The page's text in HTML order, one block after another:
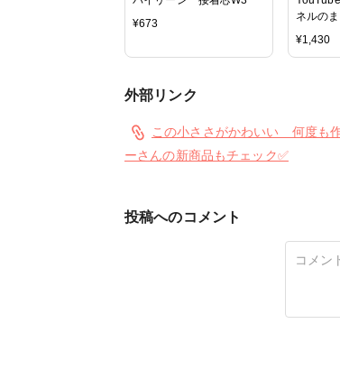
¥673
ネルの
ドメイド
ーイン
¥1,430
外部リンク
この小ささがかわいい 何度も
ーさんの新商品もチェック✅
投稿へのコメント